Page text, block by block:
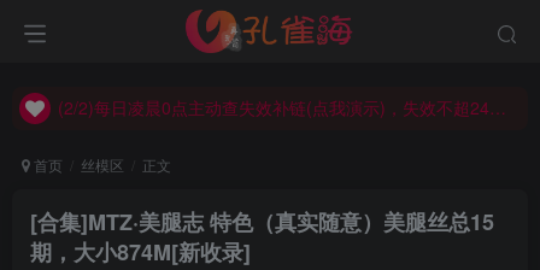
(2/2)每日凌晨0点主动查失效补链(点我演示)，失效不超24小时，
(2/2)每日凌晨0点主动查失效补链(点我演示)，失效不超24小时，
首页 丝模区 正文
[合集]MTZ·美腿志 特色（真实随意）美腿丝总15
期，大小874M[新收录]